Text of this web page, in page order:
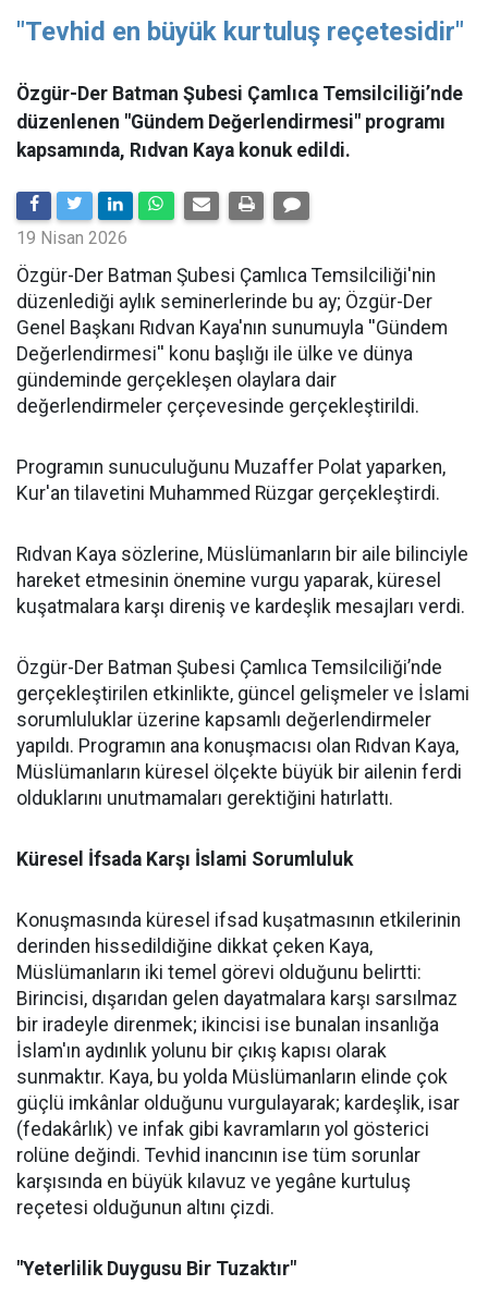
"Tevhid en büyük kurtuluş reçetesidir"
Özgür-Der Batman Şubesi Çamlıca Temsilciliği’nde
düzenlenen "Gündem Değerlendirmesi" programı
kapsamında, Rıdvan Kaya konuk edildi.
19 Nisan 2026
​Özgür-Der Batman Şubesi Çamlıca Temsilciliği'nin
düzenlediği aylık seminerlerinde bu ay; Özgür-Der
Genel Başkanı Rıdvan Kaya'nın sunumuyla ''Gündem
Değerlendirmesi'' konu başlığı ile ülke ve dünya
gündeminde gerçekleşen olaylara dair
değerlendirmeler çerçevesinde gerçekleştirildi.
Programın sunuculuğunu Muzaffer Polat yaparken,
Kur'an tilavetini Muhammed Rüzgar gerçekleştirdi.
Rıdvan Kaya sözlerine, Müslümanların bir aile bilinciyle
hareket etmesinin önemine vurgu yaparak, küresel
kuşatmalara karşı direniş ve kardeşlik mesajları verdi.
Özgür-Der Batman Şubesi Çamlıca Temsilciliği’nde
gerçekleştirilen etkinlikte, güncel gelişmeler ve İslami
sorumluluklar üzerine kapsamlı değerlendirmeler
yapıldı. Programın ana konuşmacısı olan Rıdvan Kaya,
Müslümanların küresel ölçekte büyük bir ailenin ferdi
olduklarını unutmamaları gerektiğini hatırlattı.
Küresel İfsada Karşı İslami Sorumluluk
Konuşmasında küresel ifsad kuşatmasının etkilerinin
derinden hissedildiğine dikkat çeken Kaya,
Müslümanların iki temel görevi olduğunu belirtti:
Birincisi, dışarıdan gelen dayatmalara karşı sarsılmaz
bir iradeyle direnmek; ikincisi ise bunalan insanlığa
İslam'ın aydınlık yolunu bir çıkış kapısı olarak
sunmaktır. Kaya, bu yolda Müslümanların elinde çok
güçlü imkânlar olduğunu vurgulayarak; kardeşlik, isar
(fedakârlık) ve infak gibi kavramların yol gösterici
rolüne değindi. Tevhid inancının ise tüm sorunlar
karşısında en büyük kılavuz ve yegâne kurtuluş
reçetesi olduğunun altını çizdi.
"Yeterlilik Duygusu Bir Tuzaktır"